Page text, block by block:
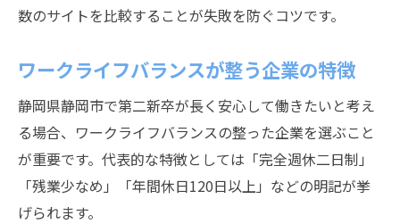
数のサイトを比較することが失敗を防ぐコツです。
ワークライフバランスが整う企業の特徴
静岡県静岡市で第二新卒が長く安心して働きたいと考え
る場合、ワークライフバランスの整った企業を選ぶこと
が重要です。代表的な特徴としては「完全週休二日制」
「残業少なめ」「年間休日120日以上」などの明記が挙
げられます。